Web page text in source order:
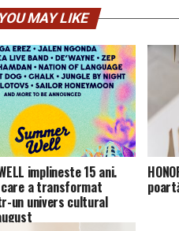
YOU MAY LIKE
implineste 15 ani.
a transformat
un univers cultural